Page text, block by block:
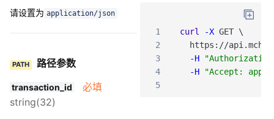
请设置为 application/json
PATH 路径参数
transaction_id
必填
string(32)
1 curl -X GET \
2
https : //api .mch
3
-H
"Authorization:
4
-H
"Accept:
5